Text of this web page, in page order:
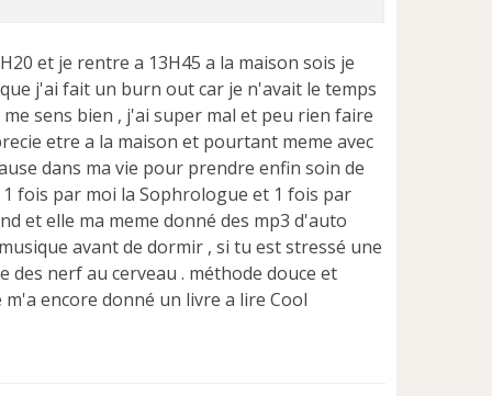
et je rentre a 13H45 a la maison sois je
j'ai fait un burn out car je n'avait le temps
sens bien , j'ai super mal et peu rien faire
etre a la maison et pourtant meme avec
dans ma vie pour prendre enfin soin de
fois par moi la Sophrologue et 1 fois par
et elle ma meme donné des mp3 d'auto
avant de dormir , si tu est stressé une
nerf au cerveau . méthode douce et
encore donné un livre a lire Cool